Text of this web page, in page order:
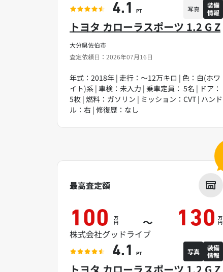
大分県佐伯市
査定依頼日：2026年07月16日
トヨタ カローラスポーツ 1.2 G Z
年式：2018年 | 走行：～12万キロ | 色：白(ホワ
イト)系 | 車検：未入力 | 乗車定員： 5名 | ドア：
5枚 | 燃料：ガソリン | ミッション：CVT | ハンド
ル：右 | 修復歴：なし
4.1 PT 写真
装備
情報
最高査定額
100 万
円 ～ 130 万
円
株式会社グッドライブ
4.1 PT 写真
装備
情報